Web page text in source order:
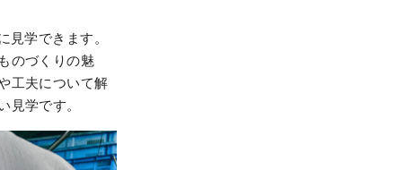
学できます。
のづくりの魅
工夫について解
学です。